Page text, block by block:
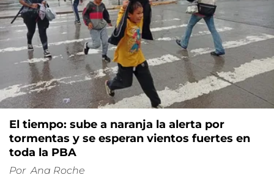
El tiempo: sube a naranja la alerta por
tormentas y se esperan vientos fuertes en
toda la PBA
Por Ana Roche